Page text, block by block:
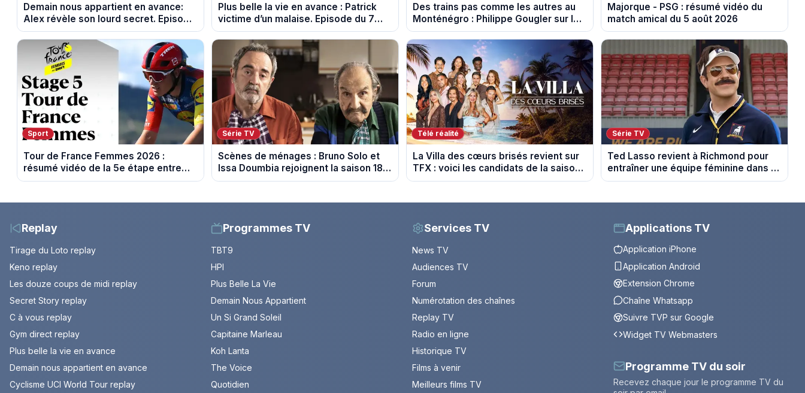
Demain nous appartient en avance:
Alex révèle son lourd secret. Episode
du 7 août 2026.
Plus belle la vie en avance : Patrick
victime d’un malaise. Episode du 7
août 2026 (spoiler)
Des trains pas comme les autres au
Monténégro : Philippe Gougler sur les
rails de l’Adriatique
Majorque - PSG : résumé vidéo du
match amical du 5 août 2026
Sport
Tour de France Femmes 2026 :
résumé vidéo de la 5e étape entre
Mâcon et Belleville-en-Beaujolais
Série TV
Scènes de ménages : Bruno Solo et
Issa Doumbia rejoignent la saison 18
sur M6
Télé réalité
La Villa des cœurs brisés revient sur
TFX : voici les candidats de la saison
11 au Mexique
Série TV
Ted Lasso revient à Richmond pour
entraîner une équipe féminine dans la
saison 4
Replay
Tirage du Loto replay
Keno replay
Les douze coups de midi replay
Secret Story replay
C à vous replay
Gym direct replay
Plus belle la vie en avance
Demain nous appartient en avance
Cyclisme UCI World Tour replay
Programmes TV
TBT9
HPI
Plus Belle La Vie
Demain Nous Appartient
Un Si Grand Soleil
Capitaine Marleau
Koh Lanta
The Voice
Quotidien
Services TV
News TV
Audiences TV
Forum
Numérotation des chaînes
Replay TV
Radio en ligne
Historique TV
Films à venir
Meilleurs films TV
Applications TV
Application iPhone
Application Android
Extension Chrome
Chaîne Whatsapp
Suivre TVP sur Google
Widget TV Webmasters
Programme TV du soir
Recevez chaque jour le programme TV du